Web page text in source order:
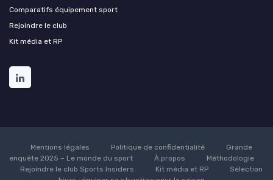
Comparatifs équipement sport
Rejoindre le club
Kit média et RP
Mentions légales Politique de confidentialité
Grande
enquête 2025 – Le monde du sport
À propos
Méthodologie
Rejoindre le club Sports Insiders
Kit média et RP
Sélection